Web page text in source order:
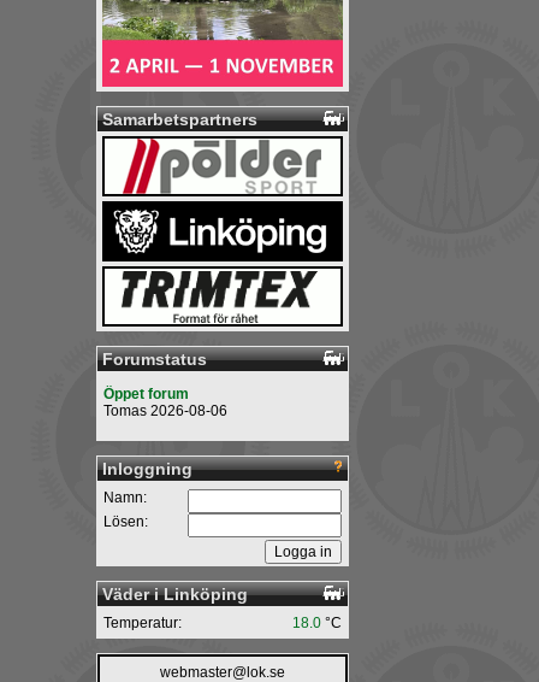
Samarbetspartners
Forumstatus
Öppet forum
Tomas 2026-08-06
Inloggning
Namn:
Lösen:
Väder i Linköping
18.0 °C
Temperatur:
webmaster@lok.se